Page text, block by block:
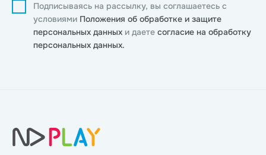
Подписываясь на рассылку, вы соглашаетесь с
условиями Положения об обработке и защите
персональных данных и даете согласие на обработку
персональных данных.